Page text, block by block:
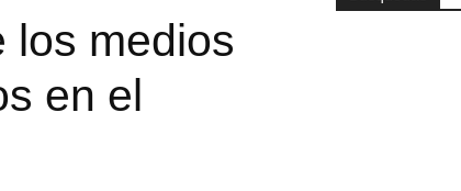
los medios
en el